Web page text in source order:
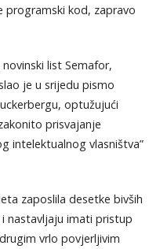
programski kod, zapravo
list Semafor,
je u srijedu pismo
optužujući
prisvajanje
intelektualnog vlasništva”
zaposlila desetke bivših
nastavljaju imati pristup
vrlo povjerljivim